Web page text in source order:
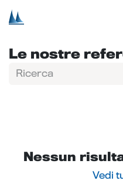
Le nostre
Nessun
Vedi